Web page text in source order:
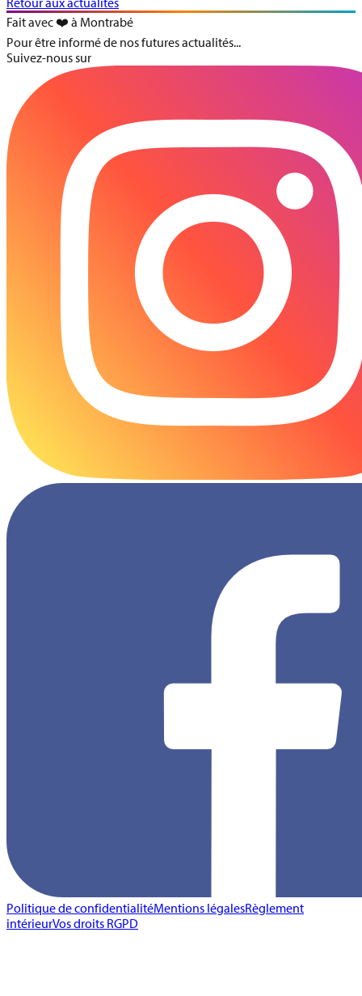
Fait avec ❤️ à Montrabé
Pour être informé de nos futures actualités...
Suivez-nous sur
Politique de confidentialitéMentions légalesRèglement
intérieurVos droits RGPD